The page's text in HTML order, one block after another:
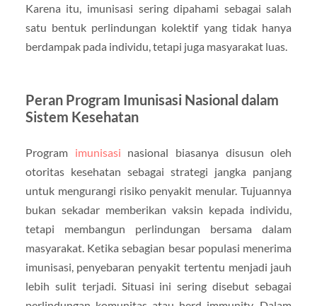
Karena itu, imunisasi sering dipahami sebagai salah
satu bentuk perlindungan kolektif yang tidak hanya
berdampak pada individu, tetapi juga masyarakat luas.
Peran Program Imunisasi Nasional dalam
Sistem Kesehatan
Program imunisasi nasional biasanya disusun oleh
otoritas kesehatan sebagai strategi jangka panjang
untuk mengurangi risiko penyakit menular. Tujuannya
bukan sekadar memberikan vaksin kepada individu,
tetapi membangun perlindungan bersama dalam
masyarakat. Ketika sebagian besar populasi menerima
imunisasi, penyebaran penyakit tertentu menjadi jauh
lebih sulit terjadi. Situasi ini sering disebut sebagai